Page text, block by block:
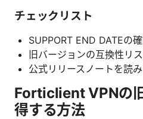
チェックリスト
SUPPORT END DATEの
旧バージョンの互換性リ
公式リリースノートを読
Forticlient VPNの
得する方法